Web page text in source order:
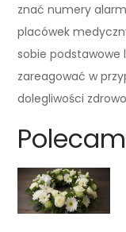
znać numery
placówek
sobie podstawowe
zareagować w
dolegliwości